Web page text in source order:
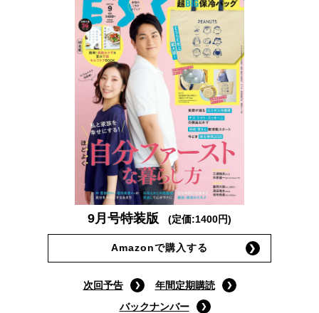
9月号特装版 (定価:1400円)
Amazonで購入する
次回予告
年間定期購読
バックナンバー